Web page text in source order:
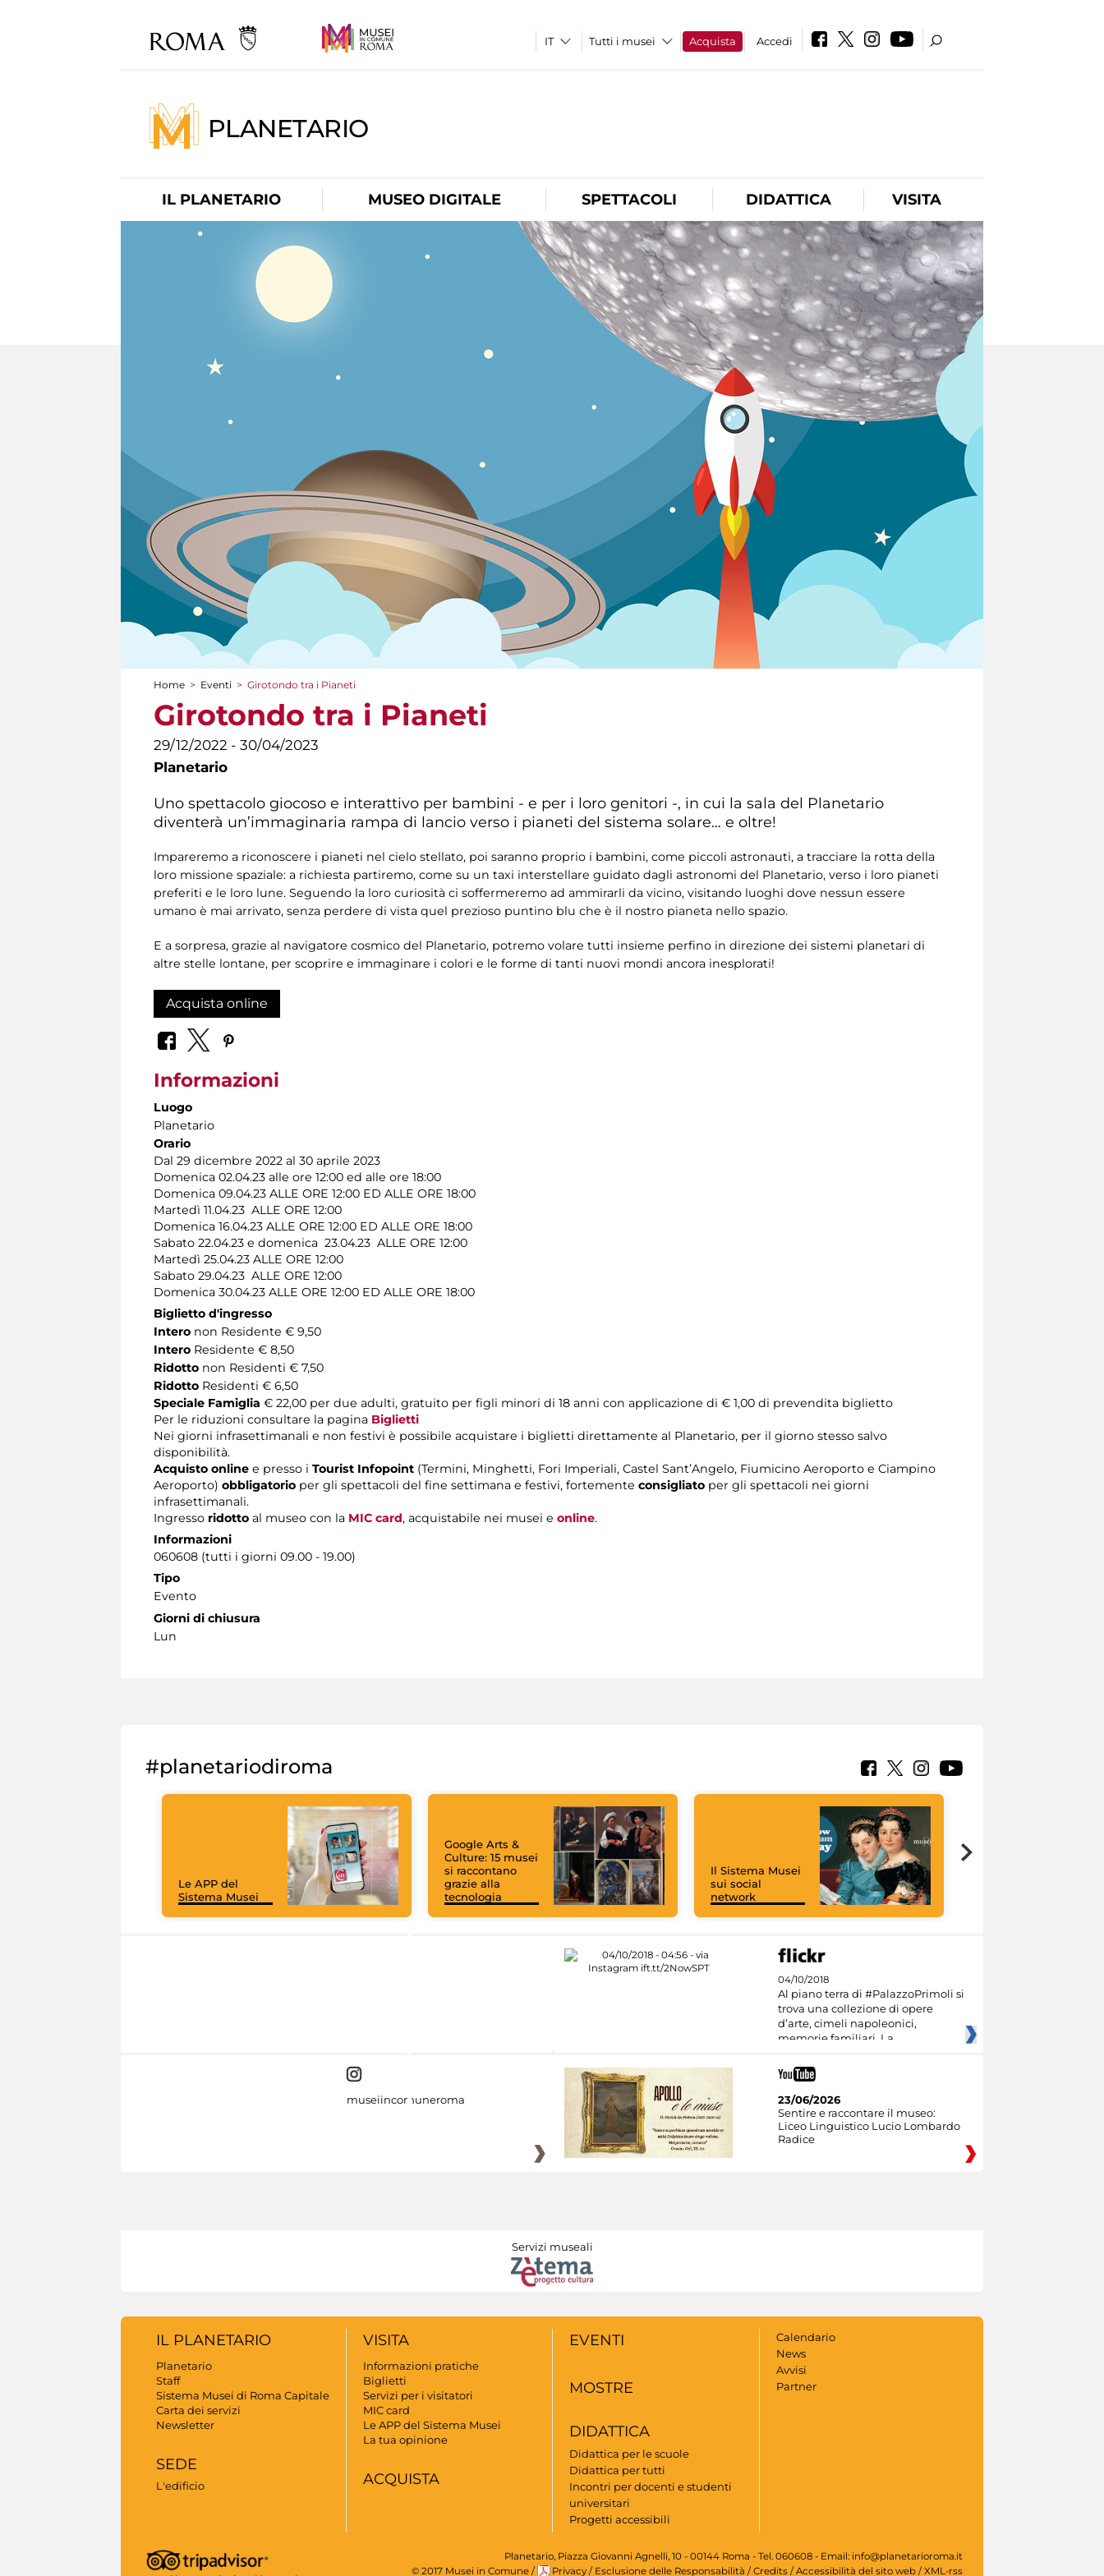
Tutti i musei Acquista Accedi
PLANETARIO
IL PLANETARIO MUSEO DIGITALE SPETTACOLI DIDATTICA VISITA
Tu sei qui
Home > Eventi > Girotondo tra i Pianeti
Girotondo tra i Pianeti
29/12/2022 - 30/04/2023
Planetario
Uno spettacolo giocoso e interattivo per bambini - e per i loro genitori -, in cui la sala del Planetario
diventerà un’immaginaria rampa di lancio verso i pianeti del sistema solare… e oltre!
Impareremo a riconoscere i pianeti nel cielo stellato, poi saranno proprio i bambini, come piccoli astronauti, a tracciare la rotta della
loro missione spaziale: a richiesta partiremo, come su un taxi interstellare guidato dagli astronomi del Planetario, verso i loro pianeti
preferiti e le loro lune. Seguendo la loro curiosità ci soffermeremo ad ammirarli da vicino, visitando luoghi dove nessun essere
umano è mai arrivato, senza perdere di vista quel prezioso puntino blu che è il nostro pianeta nello spazio.
E a sorpresa, grazie al navigatore cosmico del Planetario, potremo volare tutti insieme perfino in direzione dei sistemi planetari di
altre stelle lontane, per scoprire e immaginare i colori e le forme di tanti nuovi mondi ancora inesplorati!
Acquista online
Informazioni
Luogo
Planetario
Orario
Dal 29 dicembre 2022 al 30 aprile 2023
Domenica 02.04.23 alle ore 12:00 ed alle ore 18:00
Domenica 09.04.23 ALLE ORE 12:00 ED ALLE ORE 18:00
Martedì 11.04.23 ALLE ORE 12:00
Domenica 16.04.23 ALLE ORE 12:00 ED ALLE ORE 18:00
Sabato 22.04.23 e domenica 23.04.23 ALLE ORE 12:00
Martedì 25.04.23 ALLE ORE 12:00
Sabato 29.04.23 ALLE ORE 12:00
Domenica 30.04.23 ALLE ORE 12:00 ED ALLE ORE 18:00
Biglietto d'ingresso
Intero non Residente € 9,50
Intero Residente € 8,50
Ridotto non Residenti € 7,50
Ridotto Residenti € 6,50
Speciale Famiglia € 22,00 per due adulti, gratuito per figli minori di 18 anni con applicazione di € 1,00 di prevendita biglietto
Per le riduzioni consultare la pagina Biglietti
Nei giorni infrasettimanali e non festivi è possibile acquistare i biglietti direttamente al Planetario, per il giorno stesso salvo
disponibilità.
Acquisto online e presso i Tourist Infopoint (Termini, Minghetti, Fori Imperiali, Castel Sant’Angelo, Fiumicino Aeroporto e Ciampino
Aeroporto) obbligatorio per gli spettacoli del fine settimana e festivi, fortemente consigliato per gli spettacoli nei giorni
infrasettimanali.
Ingresso ridotto al museo con la MIC card, acquistabile nei musei e online.
Informazioni
060608 (tutti i giorni 09.00 - 19.00)
Tipo
Evento
Giorni di chiusura
Lun
#planetariodiroma
Le APP del
Sistema Musei
Google Arts &
Culture: 15 musei
si raccontano
grazie alla
tecnologia
Il Sistema Musei
sui social
network
04/10/2018
Al piano terra di #PalazzoPrimoli si
trova una collezione di opere
d’arte, cimeli napoleonici,
memorie familiari. La
museiincomuneroma
23/06/2026
Sentire e raccontare il museo:
Liceo Linguistico Lucio Lombardo
Radice
Servizi museali
IL PLANETARIO
Planetario
Staff
Sistema Musei di Roma Capitale
Carta dei servizi
Newsletter
SEDE
L'edificio
VISITA
Informazioni pratiche
Biglietti
Servizi per i visitatori
MIC card
Le APP del Sistema Musei
La tua opinione
ACQUISTA
EVENTI
MOSTRE
DIDATTICA
Didattica per le scuole
Didattica per tutti
Incontri per docenti e studenti
universitari
Progetti accessibili
Calendario
News
Avvisi
Partner
Planetario, Piazza Giovanni Agnelli, 10 - 00144 Roma - Tel. 060608 - Email: info@planetarioroma.it
© 2017 Musei in Comune / Privacy / Esclusione delle Responsabilità /Credits /Accessibilità del sito web /XML-rss